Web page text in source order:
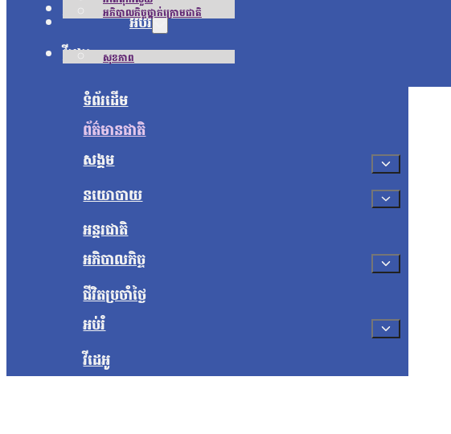
អភិបាលកិច្ចថ្នាក់ក្រោមជាតិ
ជីវិតប្រចាំថ្ងៃ
អប់រំ
សុខភាព
វីដេអូ
ទំព័រដើម
ព័ត៌មានជាតិ
សង្គម
នយោបាយ
អន្តរជាតិ
អភិបាលកិច្ច
ជីវិតប្រចាំថ្ងៃ
អប់រំ
វីដេអូ